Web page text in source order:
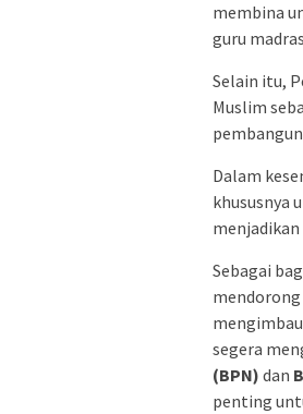
membina
guru
Selain itu,
Muslim
Dalam
khususnya
Sebagai
segera
(BPN) dan
penting